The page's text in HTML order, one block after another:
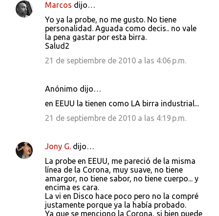
C
s
Marcos dijo…
Yo ya la probe, no me gusto. No tiene
personalidad. Aguada como decis.. no vale
la pena gastar por esta birra.
Salud2
21 de septiembre de 2010 a las 4:06 p.m.
Anónimo dijo…
en EEUU la tienen como LA birra industrial...
21 de septiembre de 2010 a las 4:19 p.m.
Jony G. dijo…
La probe en EEUU, me pareció de la misma
línea de la Corona, muy suave, no tiene
amargor, no tiene sabor, no tiene cuerpo... y
encima es cara.
La vi en Disco hace poco pero no la compré
justamente porque ya la había probado.
Ya que se menciono la Corona, si bien puede